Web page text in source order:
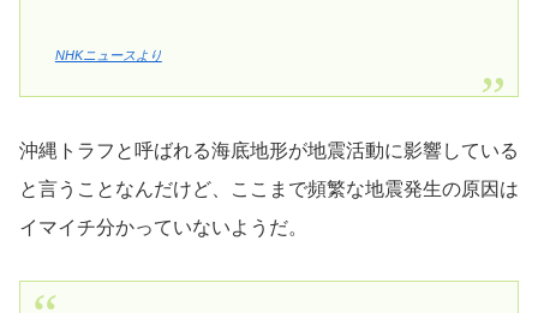
NHKニュースより
沖縄トラフと呼ばれる海底地形が地震活動に影響している
と言うことなんだけど、ここまで頻繁な地震発生の原因は
イマイチ分かっていないようだ。